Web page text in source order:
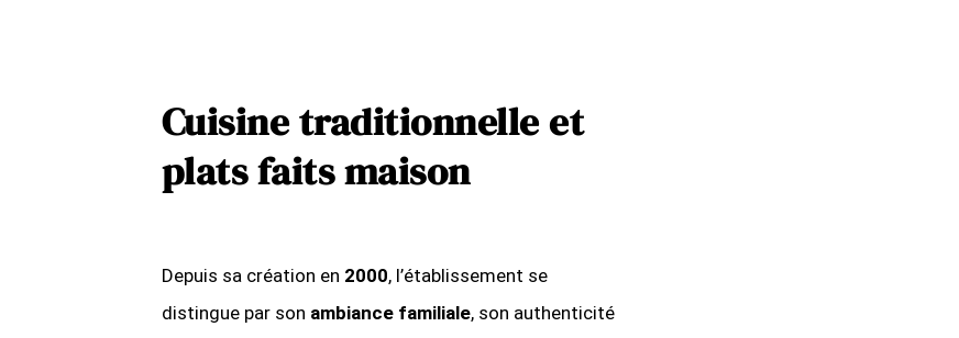
Cuisine traditionnelle et
plats faits maison
Depuis sa création en 2000, l’établissement se
distingue par son ambiance familiale, son authenticité